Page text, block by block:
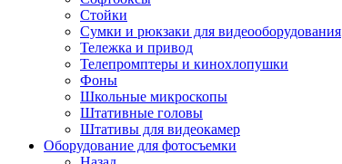
Стойки
Сумки и рюкзаки для видеооборудования
Тележка и привод
Телепромптеры и кинохлопушки
Фоны
Школьные микроскопы
Штативные головы
Штативы для видеокамер
Оборудование для фотосъемки